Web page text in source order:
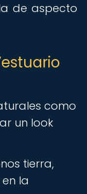
de aspecto
como
un look
tierra,
la